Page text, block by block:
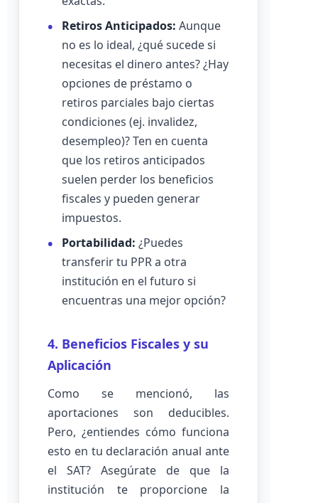
Retiros Anticipados: Aunque
no es lo ideal, ¿qué sucede si
necesitas el dinero antes? ¿Hay
opciones de préstamo o
retiros parciales bajo ciertas
condiciones (ej. invalidez,
desempleo)? Ten en cuenta
que los retiros anticipados
suelen perder los beneficios
fiscales y pueden generar
impuestos.
Portabilidad: ¿Puedes
transferir tu PPR a otra
institución en el futuro si
encuentras una mejor opción?
4. Beneficios Fiscales y su
Aplicación
Como se mencionó, las
aportaciones son deducibles.
Pero, ¿entiendes cómo funciona
esto en tu declaración anual ante
el SAT? Asegúrate de que la
institución te proporcione la